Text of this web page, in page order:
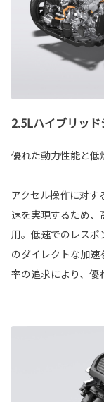
2.5Lハイブリッ
優れた動力性能と低
アクセル操作に対す
速を実現するため
用。低速でのレスポ
のダイレクトな加
率の追求により、優